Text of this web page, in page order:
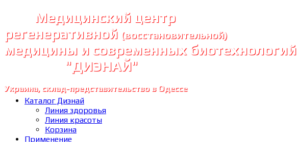
Медицинский центр
регенеративной (восстановительной)
медицины и современных биотехнологий
"ДИЭНАЙ"
Украина, склад-представительство в Одессе
Каталог Диэнай
Линия здоровья
Линия красоты
Корзина
Применение